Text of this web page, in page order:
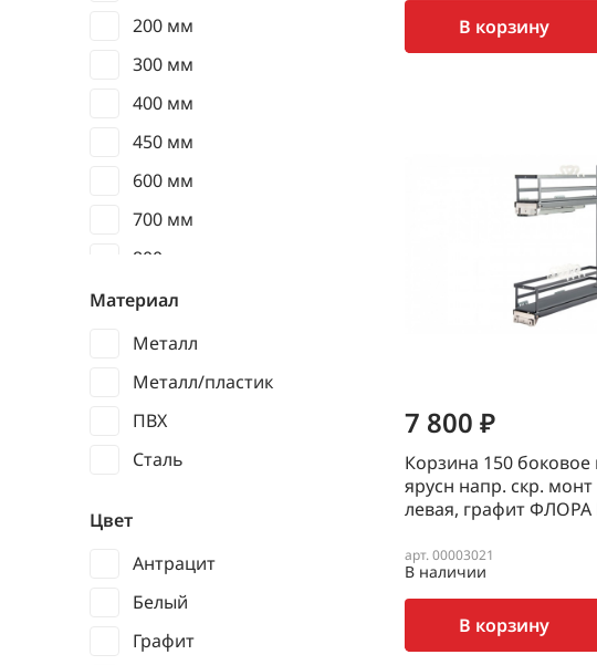
200 мм
300 мм
400 мм
450 мм
600 мм
700 мм
800 мм
900 мм
Материал
Металл
Металл/пластик
ПВХ
Сталь
Цвет
Антрацит
Белый
Графит
В корзину
7 800 ₽
Корзина 150 боковое
ярусн напр. скр.
левая, графит ФЛОРА
арт. 00003021
В наличии
В корзину